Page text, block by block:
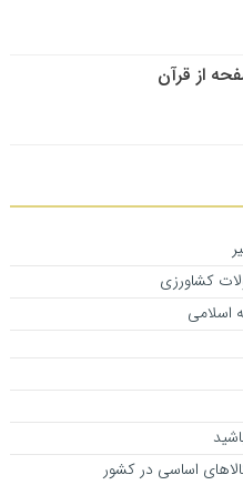
از قرآن
اسلامی
اساسی در کشور